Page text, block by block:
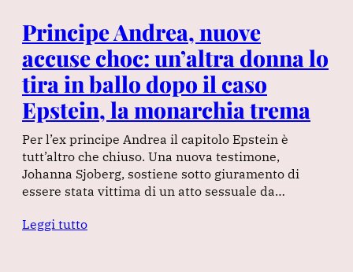
Principe Andrea, nuove
accuse choc: un’altra donna lo
tira in ballo dopo il caso
Epstein, la monarchia trema
Per l’ex principe Andrea il capitolo Epstein è
tutt’altro che chiuso. Una nuova testimone,
Johanna Sjoberg, sostiene sotto giuramento di
essere stata vittima di un atto sessuale da…
Leggi tutto